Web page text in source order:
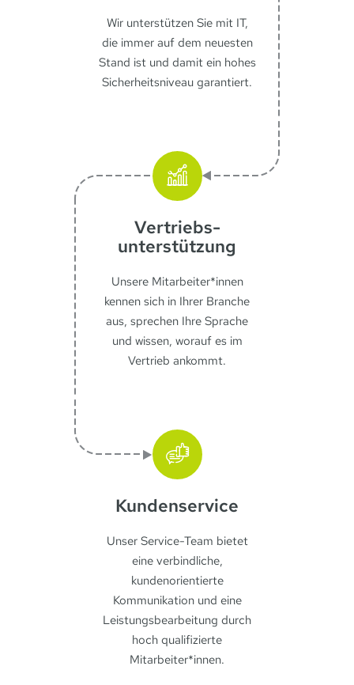
Wir unterstützen Sie mit IT,
die immer auf dem neuesten
Stand ist und damit ein hohes
Sicherheitsniveau garantiert.
Vertriebs­
unterstützung
Unsere Mitarbeiter*innen
kennen sich in Ihrer Branche
aus, sprechen Ihre Sprache
und wissen, worauf es im
Vertrieb ankommt.
Kunden­service
Unser Service-Team bietet
eine verbindliche,
kundenorientierte
Kommunikation und eine
Leistungsbearbeitung durch
hoch qualifizierte
Mitarbeiter*innen.